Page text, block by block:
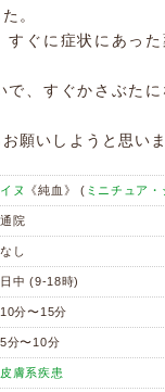
。
すぐに症状にあっ
で、すぐかさぶた
願いしようと思いま
イヌ 《純血》 ( ミニチュア
通院
なし
日中 (9-18時)
10分〜15分
5分〜10分
皮膚系疾患